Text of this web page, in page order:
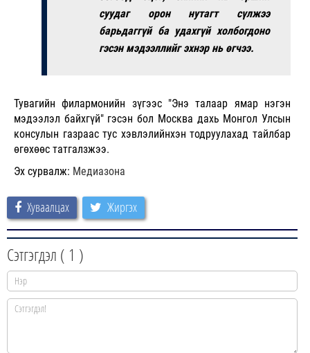
суудаг орон нутагт сүлжээ
барьдаггүй ба удахгүй холбогдоно
гэсэн мэдээллийг эхнэр нь өгчээ.
Тувагийн филармонийн зүгээс "Энэ талаар ямар нэгэн
мэдээлэл байхгүй" гэсэн бол Москва дахь Монгол Улсын
консулын газраас тус хэвлэлийнхэн тодруулахад тайлбар
өгөхөөс татгалзжээ.
Эх сурвалж: Медиазона
Хуваалцах Жиргэх
Сэтгэгдэл ( 1 )